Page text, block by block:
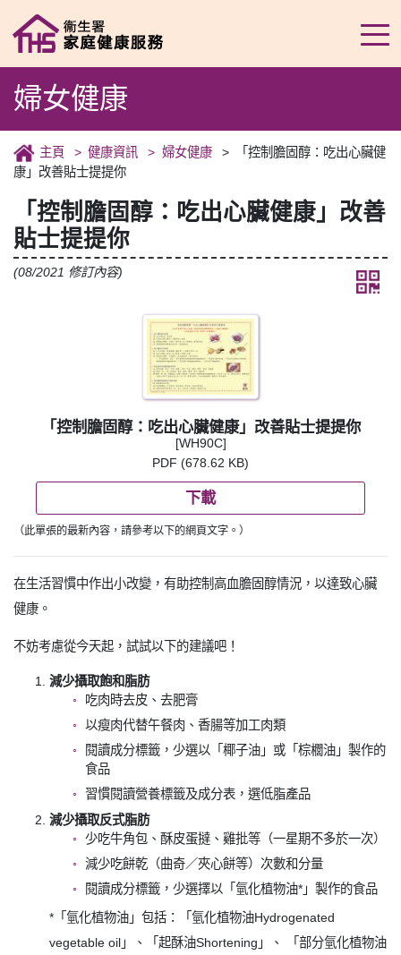
婦女健康
主頁 健康資訊 婦女健康
「控制膽固醇：吃出心臟健
康」改善貼士提提你
「控制膽固醇：吃出心臟健康」改善
貼士提提你
(08/2021 修訂內容)
「控制膽固醇：吃出心臟健康」改善貼士提提你
[WH90C]
PDF (678.62 KB)
下載
（此單張的最新內容，請參考以下的網頁文字。）
在生活習慣中作出小改變，有助控制高血膽固醇情況，以達致心臟
健康。
不妨考慮從今天起，試試以下的建議吧！
減少攝取飽和脂肪
吃肉時去皮、去肥膏
以瘦肉代替午餐肉、香腸等加工肉類
閱讀成分標籤，少選以「椰子油」或「棕櫚油」製作的
食品
習慣閱讀營養標籤及成分表，選低脂產品
減少攝取反式脂肪
少吃牛角包、酥皮蛋撻、雞批等（一星期不多於一次）
減少吃餅乾（曲奇／夾心餅等）次數和分量
閱讀成分標籤，少選擇以「氫化植物油*」製作的食品
*「氫化植物油」包括：「氫化植物油Hydrogenated
vegetable oil」、「起酥油Shortening」、 「部分氫化植物油